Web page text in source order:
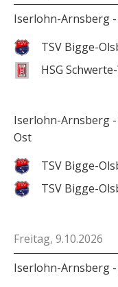
Iserlohn-Arnsberg
TSV Bigge-
HSG
Iserlohn-Arnsberg -
Ost
TSV Bigge-
TSV Bigge-
Freitag, 9.10.2026
Iserlohn-Arnsberg